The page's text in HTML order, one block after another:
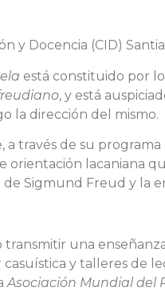
y Docencia (CID)
está constituido por
, y está
la dirección del mismo.
a través de su
orientación lacaniana
Sigmund Freud y la
una
casuística y talleres de
Asociación Mundial del